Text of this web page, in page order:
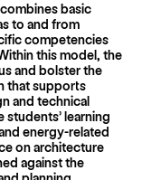
basic
to and from
competencies
this model, the
and bolster the
that supports
and technical
learning
energy-related
on architecture
against the